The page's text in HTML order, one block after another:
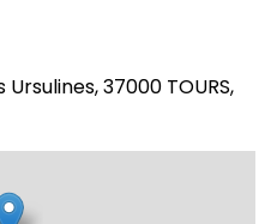
37000 TOURS,